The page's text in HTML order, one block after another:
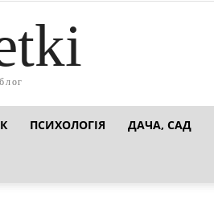
ПСИХОЛОГІЯ ДАЧА, САД